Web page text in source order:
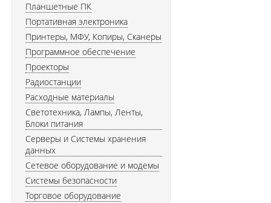
Планшетные ПК
Портативная электроника
Принтеры, МФУ, Копиры, Сканеры
Программное обеспечение
Проекторы
Радиостанции
Расходные материалы
Светотехника, Лампы, Ленты,
Блоки питания
Серверы и Системы хранения
данных
Сетевое оборудование и модемы
Системы безопасности
Торговое оборудование